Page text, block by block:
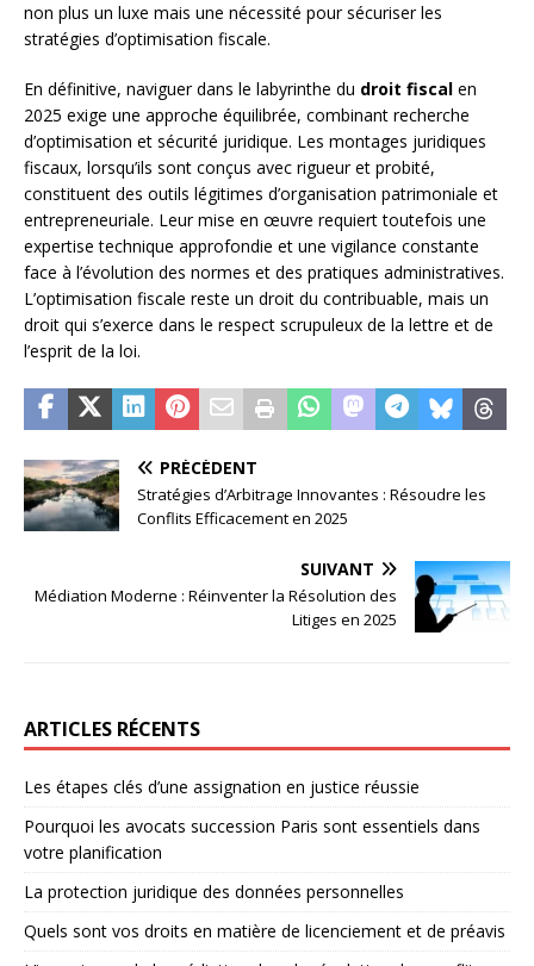
non plus un luxe mais une nécessité pour sécuriser les
stratégies d’optimisation fiscale.
En définitive, naviguer dans le labyrinthe du droit fiscal en
2025 exige une approche équilibrée, combinant recherche
d’optimisation et sécurité juridique. Les montages juridiques
fiscaux, lorsqu’ils sont conçus avec rigueur et probité,
constituent des outils légitimes d’organisation patrimoniale et
entrepreneuriale. Leur mise en œuvre requiert toutefois une
expertise technique approfondie et une vigilance constante
face à l’évolution des normes et des pratiques administratives.
L’optimisation fiscale reste un droit du contribuable, mais un
droit qui s’exerce dans le respect scrupuleux de la lettre et de
l’esprit de la loi.
PRÉCÉDENT
Stratégies d’Arbitrage Innovantes : Résoudre les
Conflits Efficacement en 2025
SUIVANT
Médiation Moderne : Réinventer la Résolution des
Litiges en 2025
ARTICLES RÉCENTS
Les étapes clés d’une assignation en justice réussie
Pourquoi les avocats succession Paris sont essentiels dans
votre planification
La protection juridique des données personnelles
Quels sont vos droits en matière de licenciement et de préavis